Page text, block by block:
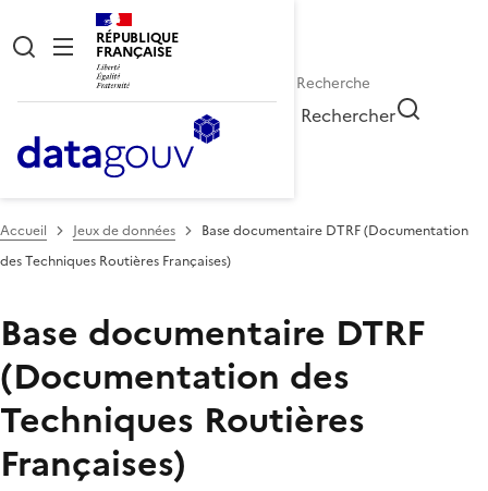
RÉPUBLIQUE
FRANÇAISE
Rechercher
Accueil Jeux de données
Base documentaire DTRF (Documentation
des Techniques Routières Françaises)
Base documentaire DTRF
(Documentation des
Techniques Routières
Françaises)